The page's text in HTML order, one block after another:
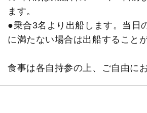
ます。
●乗合3名より出船します。当日
に満たない場合は出船すること
食事は各自持参の上、ご自由に